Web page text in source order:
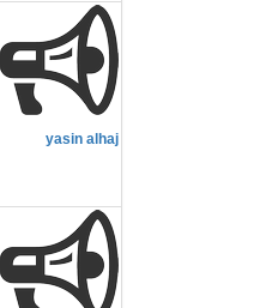
yasin alhaj